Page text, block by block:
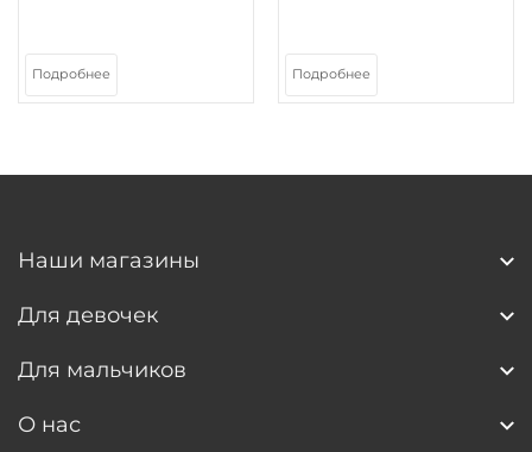
Подробнее Подробнее
Наши магазины
Для девочек
Для мальчиков
О нас